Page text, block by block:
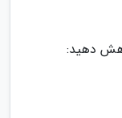
دهید: